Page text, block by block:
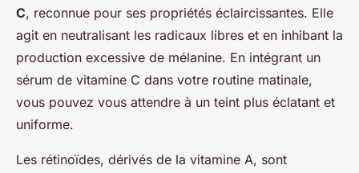
C, reconnue pour ses propriétés éclaircissantes. Elle
agit en neutralisant les radicaux libres et en inhibant la
production excessive de mélanine. En intégrant un
sérum de vitamine C dans votre routine matinale,
vous pouvez vous attendre à un teint plus éclatant et
uniforme.
Les rétinoïdes, dérivés de la vitamine A, sont